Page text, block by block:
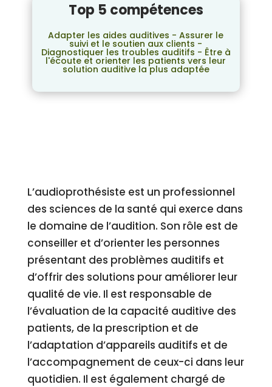
Top 5 compétences
Adapter les aides auditives - Assurer le
suivi et le soutien aux clients -
Diagnostiquer les troubles auditifs - Être à
l'écoute et orienter les patients vers leur
solution auditive la plus adaptée
L’audioprothésiste est un professionnel
des sciences de la santé qui exerce dans
le domaine de l’audition. Son rôle est de
conseiller et d’orienter les personnes
présentant des problèmes auditifs et
d’offrir des solutions pour améliorer leur
qualité de vie. Il est responsable de
l’évaluation de la capacité auditive des
patients, de la prescription et de
l’adaptation d’appareils auditifs et de
l’accompagnement de ceux-ci dans leur
quotidien. Il est également chargé de